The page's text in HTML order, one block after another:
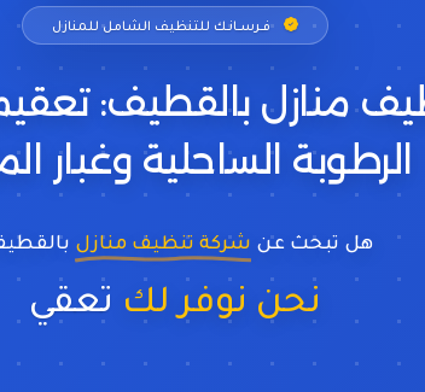
فــرســانـك للتنظيف الشامل للمنازل
منازل بالقطيف:
الرطوبة الساحلية وغبار
هل تبحث عن شركة تنظيف منازل
نحن نوفر لك تعقيم